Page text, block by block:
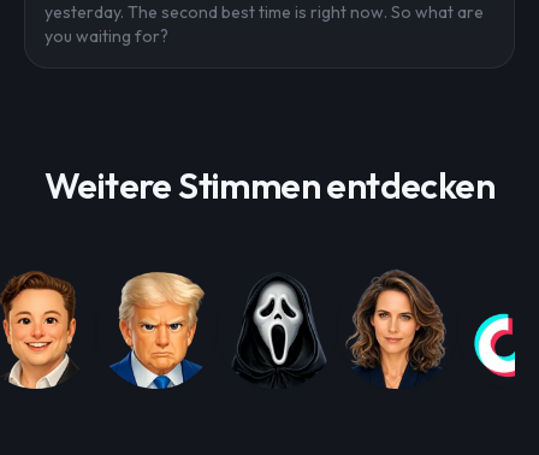
yesterday. The second best time is right now. So what are
you waiting for?
Weitere Stimmen entdecken